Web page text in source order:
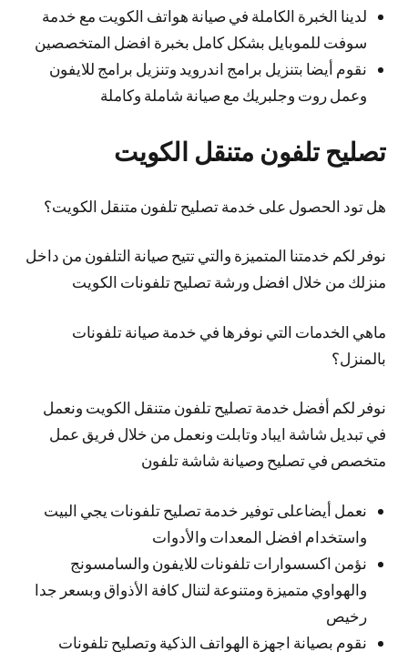
لدينا الخبرة الكاملة في صيانة هواتف الكويت مع خدمة
سوفت للموبايل بشكل كامل بخبرة افضل المتخصصين
نقوم أيضا بتنزيل برامج اندرويد وتنزيل برامج للايفون
وعمل روت وجلبريك مع صيانة شاملة وكاملة
تصليح تلفون متنقل الكويت
هل تود الحصول على خدمة تصليح تلفون متنقل الكويت؟
نوفر لكم خدمتنا المتميزة والتي تتيح صيانة التلفون من داخل
منزلك من خلال افضل ورشة تصليح تلفونات الكويت
ماهي الخدمات التي نوفرها في خدمة صيانة تلفونات
بالمنزل؟
نوفر لكم أفضل خدمة تصليح تلفون متنقل الكويت ونعمل
في تبديل شاشة ايباد وتابلت ونعمل من خلال فريق عمل
متخصص في تصليح وصيانة شاشة تلفون
نعمل أيضاعلى توفير خدمة تصليح تلفونات يجي البيت
واستخدام افضل المعدات والأدوات
نؤمن اكسسوارات تلفونات للايفون والسامسونج
والهواوي متميزة ومتنوعة لتنال كافة الأذواق وبسعر جدا
رخيص
نقوم بصيانة اجهزة الهواتف الذكية وتصليح تلفونات